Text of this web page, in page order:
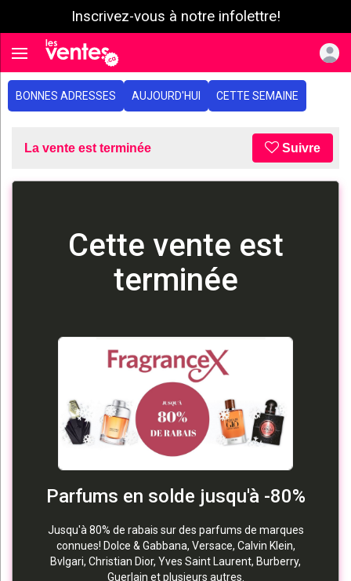
Inscrivez-vous à notre infolettre!
Toggle navigation
BONNES ADRESSES AUJOURD'HUI CETTE SEMAINE
La vente est terminée Suivre
Cette vente est
terminée
Parfums en solde jusqu'à -80%
Jusqu'à 80% de rabais sur des parfums de marques
connues! Dolce & Gabbana, Versace, Calvin Klein,
Bvlgari, Christian Dior, Yves Saint Laurent, Burberry,
Guerlain et plusieurs autres.